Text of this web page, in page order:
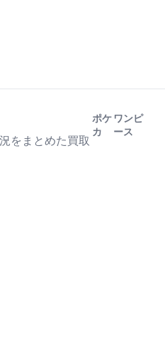
をまとめた買取
ポケ
カ
ワンピ
ース